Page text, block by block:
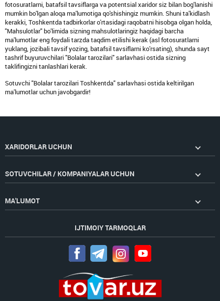
fotosuratlarni, batafsil tavsiflarga va potentsial xaridor siz bilan bog'lanishi
mumkin bo'lgan aloqa ma'lumotiga qo'shishingiz mumkin. Shuni ta'kidlash
kerakki, Toshkentda tadbirkorlar o'rtasidagi raqobatni hisobga olgan holda,
"Mahsulotlar" bo'limida sizning mahsulotlaringiz haqidagi barcha
ma'lumotlar eng foydali tarzda taqdim etilishi kerak (asl fotosuratlarni
yuklang, jozibali tavsif yozing, batafsil tavsiflarni ko'rsating), shunda sayt
tashrif buyuruvchilari "Bolalar tarozilari" sarlavhasi ostida sizning
taklifingizni tanlashlari kerak.
Sotuvchi "Bolalar tarozilari Toshkentda" sarlavhasi ostida keltirilgan
ma'lumotlar uchun javobgardir!
XARIDORLAR UCHUN
SOTUVCHILAR / KOMPANIYALAR UCHUN
MA'LUMOT
IJTIMOIY TARMOQLAR